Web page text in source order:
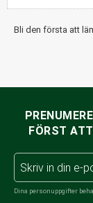
Bli den första att
FÖRST
Dina personuppgifter